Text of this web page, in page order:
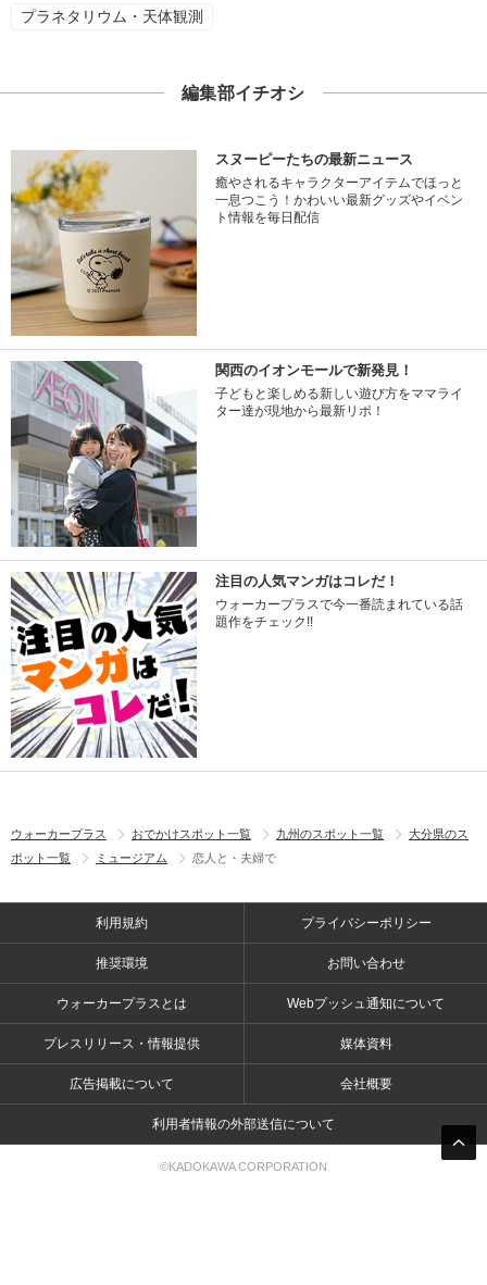
プラネタリウム・天体観測
編集部イチオシ
スヌーピーたちの最新ニュース
癒やされるキャラクターアイテムでほっと
一息つこう！かわいい最新グッズやイベン
ト情報を毎日配信
関西のイオンモールで新発見！
子どもと楽しめる新しい遊び方をママライ
ター達が現地から最新リポ！
注目の人気マンガはコレだ！
ウォーカープラスで今一番読まれている話
題作をチェック!!
ウォーカープラス おでかけスポット一覧 九州のスポット一覧
大分県のス
ポット一覧
ミュージアム 恋人と・夫婦で
利用規約 プライバシーポリシー
推奨環境 お問い合わせ
ウォーカープラスとは Webプッシュ通知について
プレスリリース・情報提供 媒体資料
広告掲載について 会社概要
利用者情報の外部送信について
©KADOKAWA CORPORATION